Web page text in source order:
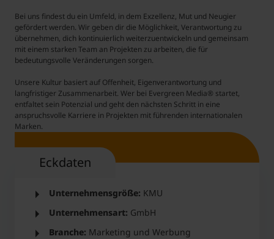
Bei uns findest du ein Umfeld, in dem Exzellenz, Mut und Neugier
gefördert werden. Wir geben dir die Möglichkeit, Verantwortung zu
übernehmen, dich kontinuierlich weiterzuentwickeln und gemeinsam
mit einem starken Team an Projekten zu arbeiten, die für
bedeutungsvolle Veränderungen sorgen.
Unsere Kultur basiert auf Offenheit, Eigenverantwortung und
langfristiger Zusammenarbeit. Wer bei Evergreen Media® startet,
entfaltet sein Potenzial und geht den nächsten Schritt in eine
anspruchsvolle Karriere in Projekten mit führenden internationalen
Marken.
Eckdaten
Unternehmensgröße: KMU
Unternehmensart: GmbH
Branche: Marketing und Werbung